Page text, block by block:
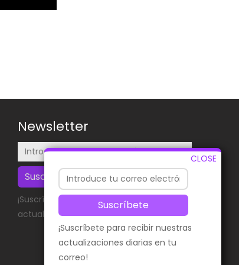
CLOSE
Suscríbete
¡Suscríbete para recibir nuestras
actualizaciones diarias en tu
correo!
Newsletter
Suscríbete
¡Suscríbete para recibir nuestras
actualizaciones diarias en tu correo!